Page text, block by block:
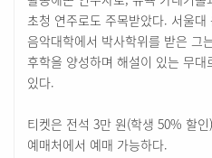
초청 연주로도 주목받았다. 서울
음악대학에서 박사학위를 받은 그
후학을 양성하며 해설이 있는 무
있다.
티켓은 전석 3만 원(학생 50% 할
예매처에서 예매 가능하다.